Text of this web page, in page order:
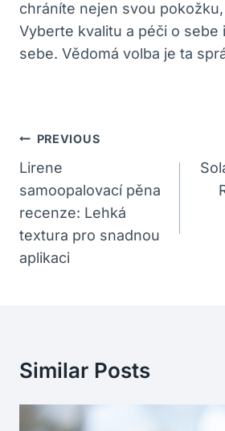
chráníte nejen svou
Vyberte kvalitu a péči o sebe
sebe. Vědomá volba je ta
Navigace
Pro
Příspěvek
PREVIOUS
Lirene
samoopalovací pěna
recenze: Lehká
textura pro snadnou
aplikaci
Similar Posts